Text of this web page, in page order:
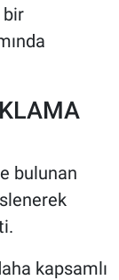
bir
bulunan
kapsamlı